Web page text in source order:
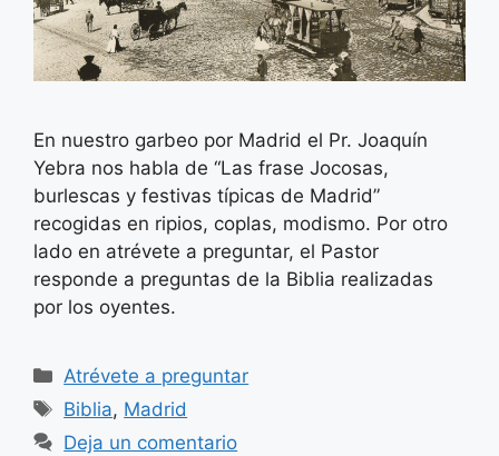
En nuestro garbeo por Madrid el Pr. Joaquín
Yebra nos habla de “Las frase Jocosas,
burlescas y festivas típicas de Madrid”
recogidas en ripios, coplas, modismo. Por otro
lado en atrévete a preguntar, el Pastor
responde a preguntas de la Biblia realizadas
por los oyentes.
Categorías
Atrévete a preguntar
Etiquetas
Biblia, Madrid
Deja un comentario